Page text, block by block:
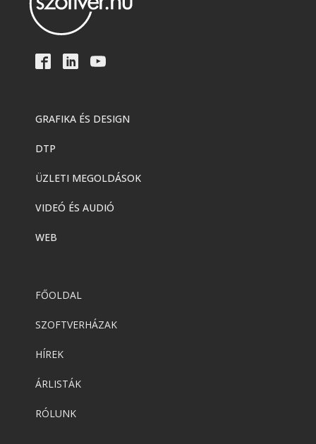
GRAFIKA ÉS DESIGN
DTP
ÜZLETI MEGOLDÁSOK
VIDEÓ ÉS AUDIÓ
WEB
FŐOLDAL
SZOFTVERHÁZAK
HÍREK
ÁRLISTÁK
RÓLUNK